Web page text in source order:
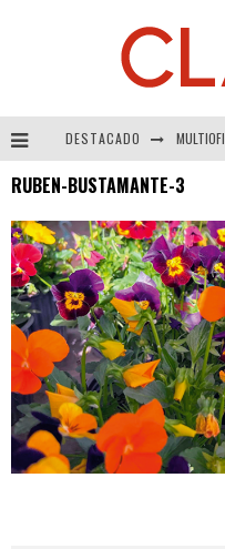
DESTACADO
RUBEN-BUSTAMANTE-3